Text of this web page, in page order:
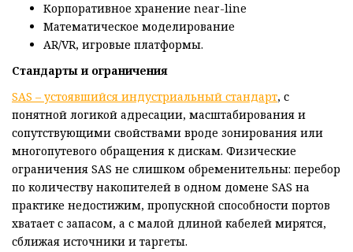
Корпоративное хранение near-line
Математическое моделирование
AR/VR, игровые платформы.
Стандарты и ограничения
SAS – устоявшийся индустриальный стандарт, с
понятной логикой адресации, масштабирования и
сопутствующими свойствами вроде зонирования или
многопутевого обращения к дискам. Физические
ограничения SAS не слишком обременительны: перебор
по количеству накопителей в одном домене SAS на
практике недостижим, пропускной способности портов
хватает с запасом, а с малой длиной кабелей мирятся,
сближая источники и таргеты.